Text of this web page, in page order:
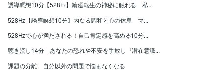
誘導瞑想10分【528㎐】輪廻転生の神秘に触れる 私...
528Hz【誘導瞑想10分】内なる調和と心の休息 マ...
528Hzで心が満たされる！自己肯定感を高める10分...
聴き流し14分 あなたの恐れや不安を手放し『潜在意識...
課題の分離 自分以外の問題で悩まなくなる